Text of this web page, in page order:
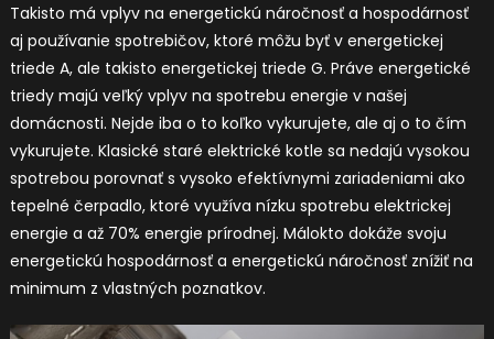
Takisto má vplyv na energetickú náročnosť a hospodárnosť
aj používanie spotrebičov, ktoré môžu byť v energetickej
triede A, ale takisto energetickej triede G. Práve energetické
triedy majú veľký vplyv na spotrebu energie v našej
domácnosti. Nejde iba o to koľko vykurujete, ale aj o to čím
vykurujete. Klasické staré elektrické kotle sa nedajú vysokou
spotrebou porovnať s vysoko efektívnymi zariadeniami ako
tepelné čerpadlo, ktoré využíva nízku spotrebu elektrickej
energie a až 70% energie prírodnej. Málokto dokáže svoju
energetickú hospodárnosť a energetickú náročnosť znížiť na
minimum z vlastných poznatkov.